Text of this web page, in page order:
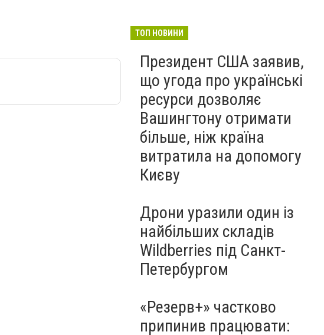
ТОП НОВИНИ
Президент США заявив,
що угода про українські
ресурси дозволяє
Вашингтону отримати
більше, ніж країна
витратила на допомогу
Києву
Дрони уразили один із
найбільших складів
Wildberries під Санкт-
Петербургом
«Резерв+» частково
припинив працювати: